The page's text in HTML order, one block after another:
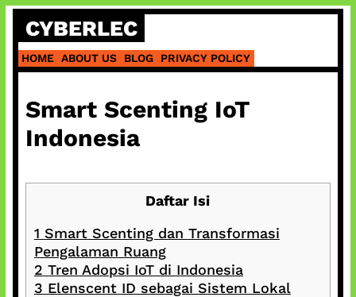
Skip
content
CYBERLEC
HOME ABOUT US BLOG PRIVACY POLICY
Smart Scenting IoT
Indonesia
Daftar Isi
1 Smart Scenting dan Transformasi
Pengalaman Ruang
2 Tren Adopsi IoT di Indonesia
3 Elenscent ID sebagai Sistem Lokal